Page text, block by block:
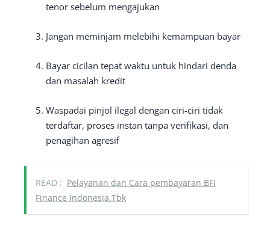
tenor sebelum mengajukan
Jangan meminjam melebihi kemampuan bayar
Bayar cicilan tepat waktu untuk hindari denda
dan masalah kredit
Waspadai pinjol ilegal dengan ciri-ciri tidak
terdaftar, proses instan tanpa verifikasi, dan
penagihan agresif
READ : Pelayanan dan Cara pembayaran BFI
Finance Indonesia.Tbk